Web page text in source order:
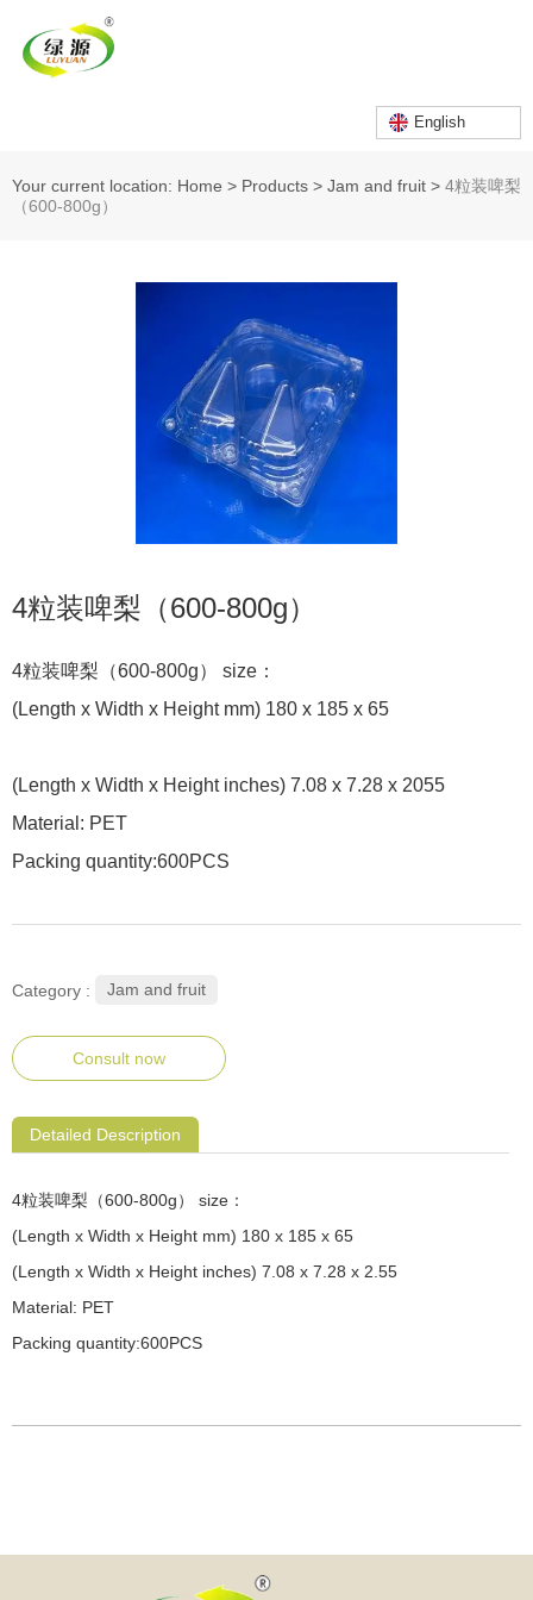
English
Your current location: Home > Products > Jam and fruit > 4粒装啤梨
（600-800g）
4粒装啤梨（600-800g）
4粒装啤梨（600-800g） size：
(Length x Width x Height mm) 180 x 185 x 65
(Length x Width x Height inches) 7.08 x 7.28 x 2055
Material: PET
Packing quantity:600PCS
Category : Jam and fruit
Consult now
Detailed Description
4粒装啤梨（600-800g） size：
(Length x Width x Height mm) 180 x 185 x 65
(Length x Width x Height inches) 7.08 x 7.28 x 2.55
Material: PET
Packing quantity:600PCS